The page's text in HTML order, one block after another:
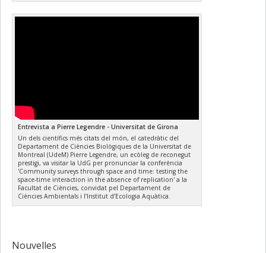
Entrevista a Pierre Legendre - Universitat de Girona
Un dels científics més citats del món, el catedràtic del
Departament de Ciències Biològiques de la Universitat de
Montreal (UdeM) Pierre Legendre, un ecòleg de reconegut
prestigi, va visitar la UdG per pronunciar la conferència
'Community surveys through space and time: testing the
space-time interaction in the absence of replication' a la
Facultat de Ciències, convidat pel Departament de
Ciències Ambientals i l’Institut d’Ecologia Aquàtica.
Nouvelles